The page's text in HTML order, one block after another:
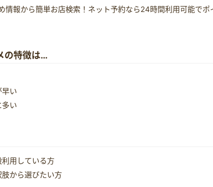
情報から簡単お店検索！ネット予約なら24時間利用可能でポ
の特徴は…
い
い
用している方
から選びたい方